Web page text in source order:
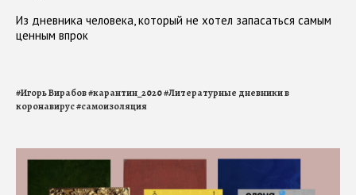
Из дневника человека, который не хотел запасаться самым
ценным впрок
#Игорь Вирабов#карантин_2020#Литературные дневники в
коронавирус#самоизоляция